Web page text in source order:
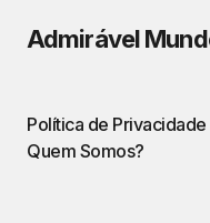
Admirável
Política de Privacidade
Quem Somos?